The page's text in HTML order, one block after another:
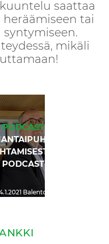
saattaa
tai
mikäli
PODCAST
-
PODCAST
Balentor